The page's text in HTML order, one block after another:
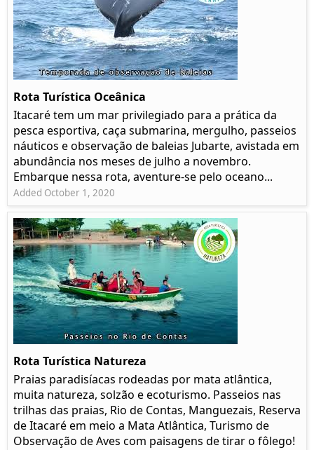
Rota Turística Oceânica
Itacaré tem um mar privilegiado para a prática da
pesca esportiva, caça submarina, mergulho, passeios
náuticos e observação de baleias Jubarte, avistada em
abundância nos meses de julho a novembro.
Embarque nessa rota, aventure-se pelo oceano...
Added October 1, 2020
Rota Turística Natureza
Praias paradisíacas rodeadas por mata atlântica,
muita natureza, solzão e ecoturismo. Passeios nas
trilhas das praias, Rio de Contas, Manguezais, Reserva
de Itacaré em meio a Mata Atlântica, Turismo de
Observação de Aves com paisagens de tirar o fôlego!